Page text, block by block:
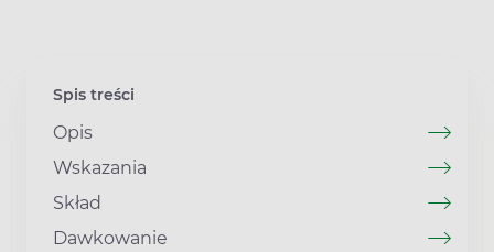
Spis treści
Opis
Wskazania
Skład
Dawkowanie